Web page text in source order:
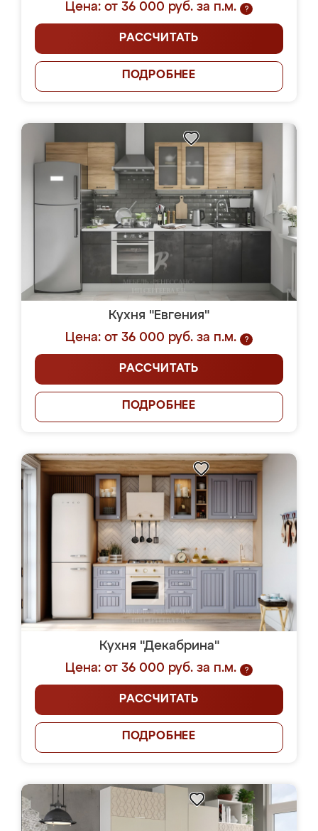
Цена: от 36 000 руб. за п.м.
?
РАССЧИТАТЬ
ПОДРОБНЕЕ
Кухня "Евгения"
Цена: от 36 000 руб. за п.м.
?
РАССЧИТАТЬ
ПОДРОБНЕЕ
Кухня "Декабрина"
Цена: от 36 000 руб. за п.м.
?
РАССЧИТАТЬ
ПОДРОБНЕЕ